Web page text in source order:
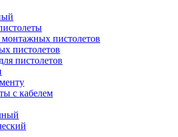
пистолетов
пистолетов
пистолетов
с кабелем